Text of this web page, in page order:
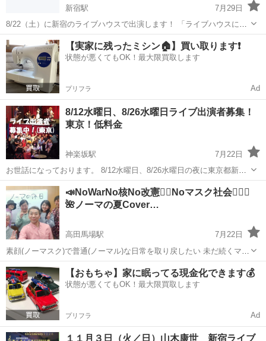
新宿駅
7月29日
8/22（土）に新宿のライブハウスで出演します！ 「ライブハウスに行
ってみたい」 「90年代ロック・V系・J-ROCKが好き」 そんな方がい
ましたら、ぜひ遊びに来ていただけたら嬉しいです😊 当日は ✅ チケ
ット代無料 ...
新宿区 新宿駅 コンサート/ショー V系
【実家に残ったミシン🏠】買い取ります❗️
状態が悪くてもOK！最大限買取します
プリフラ Ad
8/12水曜日、8/26水曜日ライブ出演者募集！
東京！低料金
神楽坂駅
7月22日
お世話になっております。 8/12水曜日、8/26水曜日の夜に東京都新宿
区神楽坂のライブハウスにてライブを開催いたします。 只今、出演者
を募集しております。 和気あいあいあといつも楽しくライブをやって
お...
東京 新宿区 コンサート/ショー ライブ
📣NoWarNo核No改憲✊🏻Noマスク社会🙅🏻‍♀️
🌺ノーマの夏Cover…
高田馬場駅
7月22日
素顔(ノーマスク)で普通(ノーマル)な日常を取り戻したい 未だ続くマス
ク接客 医療･介護のマスク強要や面会制限に苦しむ人を無くしたい
🙏🏻 話の通じないパラレルワールドで､すっかり疲れてしまい 生きて
ることさえ嫌だと泣...
東京 新宿区 高田馬場駅 コンサート/ショー 歌声
【おもちゃ】家に眠ってる現金化できます💰
状態が悪くてもOK！最大限買取します
プリフラ Ad
１１月３日（火／日）山木康世 新宿ライブ